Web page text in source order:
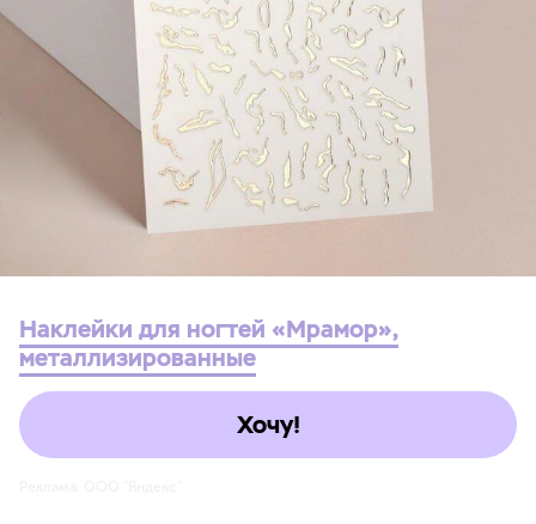
Наклейки для ногтей «Мрамор»,
металлизированные
Хочу!